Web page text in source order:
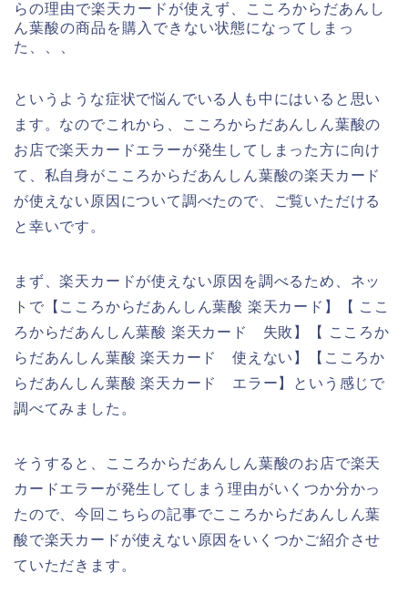
らの理由で楽天カードが使えず、こころからだあんし
ん葉酸の商品を購入できない状態になってしまっ
た、、、
というような症状で悩んでいる人も中にはいると思い
ます。なのでこれから、こころからだあんしん葉酸の
お店で楽天カードエラーが発生してしまった方に向け
て、私自身がこころからだあんしん葉酸の楽天カード
が使えない原因について調べたので、ご覧いただける
と幸いです。
まず、楽天カードが使えない原因を調べるため、ネッ
トで【こころからだあんしん葉酸 楽天カード】【 ここ
ろからだあんしん葉酸 楽天カード 失敗】【 こころか
らだあんしん葉酸 楽天カード 使えない】【こころか
らだあんしん葉酸 楽天カード エラー】という感じで
調べてみました。
そうすると、こころからだあんしん葉酸のお店で楽天
カードエラーが発生してしまう理由がいくつか分かっ
たので、今回こちらの記事でこころからだあんしん葉
酸で楽天カードが使えない原因をいくつかご紹介させ
ていただきます。